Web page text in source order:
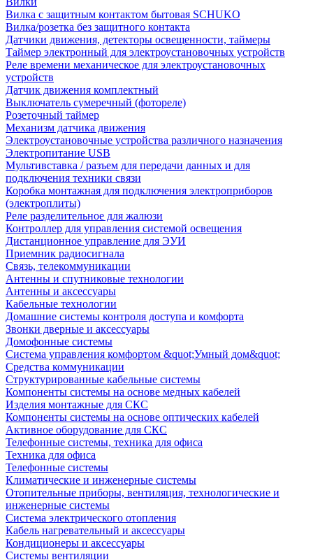
Вилка с защитным контактом бытовая SCHUKO
Вилка/розетка без защитного контакта
Датчики движения, детекторы освещенности, таймеры
Таймер электронный для электроустановочных устройств
Реле времени механическое для электроустановочных
устройств
Датчик движения комплектный
Выключатель сумеречный (фотореле)
Розеточный таймер
Механизм датчика движения
Электроустановочные устройства различного назначения
Электропитание USB
Мультивставка / разъем для передачи данных и для
подключения техники связи
Коробка монтажная для подключения электроприборов
(электроплиты)
Реле разделительное для жалюзи
Контроллер для управления системой освещения
Дистанционное управление для ЭУИ
Приемник радиосигнала
Связь, телекоммуникации
Антенны и спутниковые технологии
Антенны и аксессуары
Кабельные технологии
Домашние системы контроля доступа и комфорта
Звонки дверные и аксессуары
Домофонные системы
Система управления комфортом &quot;Умный дом&quot;
Средства коммуникации
Структурированные кабельные системы
Компоненты системы на основе медных кабелей
Изделия монтажные для СКС
Компоненты системы на основе оптических кабелей
Активное оборудование для СКС
Телефонные системы, техника для офиса
Техника для офиса
Телефонные системы
Климатические и инженерные системы
Отопительные приборы, вентиляция, технологические и
инженерные системы
Система электрического отопления
Кабель нагревательный и аксессуары
Кондиционеры и аксессуары
Системы вентиляции